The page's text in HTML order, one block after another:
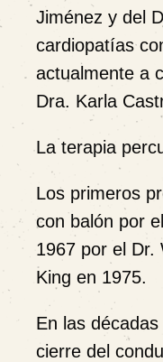
Jiménez y del
cardiopatías
actualmente a
Dra. Karla
La terapia
Los primeros
con balón por
1967 por el Dr.
King en 1975.
En las
cierre del